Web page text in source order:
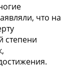
что на
степени